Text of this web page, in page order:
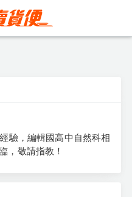
驗，編輯國高中自然科相
，敬請指教！